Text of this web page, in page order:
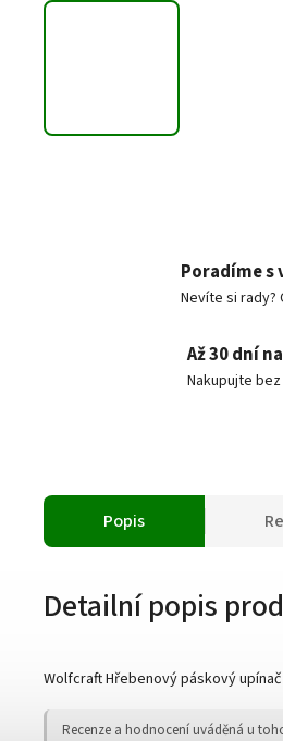
Poradíme s
Nevíte si rady?
Až 30 dní
Nakupujte
Popis
Detailní popis
Wolfcraft Hřebenový páskový upínač
Recenze a hodnocení uváděná u